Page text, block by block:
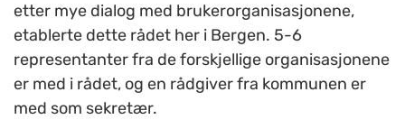
etter mye dialog med brukerorganisasjonene,
etablerte dette rådet her i Bergen. 5-6
representanter fra de forskjellige organisasjonene
er med i rådet, og en rådgiver fra kommunen er
med som sekretær.